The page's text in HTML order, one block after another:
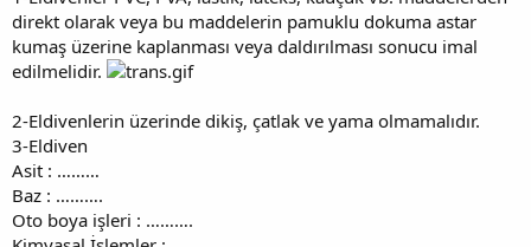
direkt olarak veya bu maddelerin pamuklu dokuma astar
kumaş üzerine kaplanması veya daldırılması sonucu imal
edilmelidir.
2-Eldivenlerin üzerinde dikiş, çatlak ve yama olmamalıdır.
3-Eldiven
Asit : ………
Baz : ……….
Oto boya işleri : ……….